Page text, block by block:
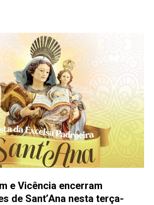
e Vicência encerram
de Sant’Ana nesta terça-